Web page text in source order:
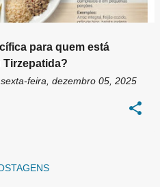
para quem está
sexta-feira, dezembro 05, 2025